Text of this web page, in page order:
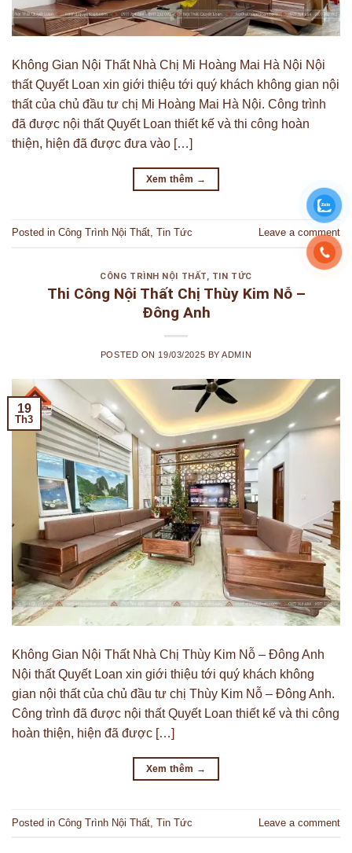
Không Gian Nội Thất Nhà Chị Mi Hoàng Mai Hà Nội Nội
thất Quyết Loan xin giới thiệu tới quý khách không gian nội
thất của chủ đầu tư chị Mi Hoàng Mai Hà Nội. Công trình
đã được nội thất Quyết Loan thiết kế và thi công hoàn
thiện, hiện đã được đưa vào […]
Xem thêm →
Posted in Công Trình Nội Thất, Tin Tức Leave a comment
CÔNG TRÌNH NỘI THẤT, TIN TỨC
Thi Công Nội Thất Chị Thùy Kim Nỗ –
Đông Anh
POSTED ON19/03/2025 BYADMIN
19
Th3
Không Gian Nội Thất Nhà Chị Thùy Kim Nỗ – Đông Anh
Nội thất Quyết Loan xin giới thiệu tới quý khách không
gian nội thất của chủ đầu tư chị Thùy Kim Nỗ – Đông Anh.
Công trình đã được nội thất Quyết Loan thiết kế và thi công
hoàn thiện, hiện đã được […]
Xem thêm →
Posted in Công Trình Nội Thất Tin Tức Leave a comment